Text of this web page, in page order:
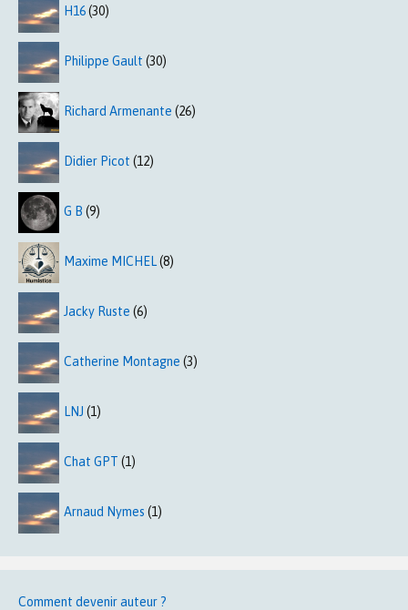
H16(30)
Philippe Gault (30)
Richard Armenante (26)
Didier Picot (12)
G B (9)
Maxime MICHEL(8)
Jacky Ruste (6)
Catherine Montagne (3)
LNJ (1)
Chat GPT (1)
Arnaud Nymes (1)
Comment devenir auteur ?